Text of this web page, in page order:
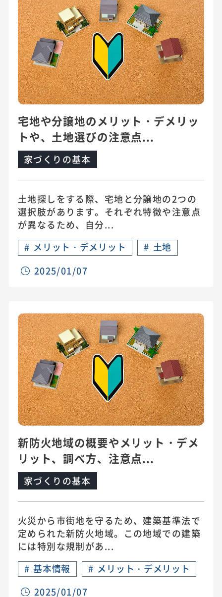
宅地や分譲地のメリット・デメリッ
トや、土地選びの注意点...
家づくりの基本
土地探しをする際、宅地と分譲地の2つの
選択肢があります。それぞれ特徴や注意点
が異なるため、自分...
# メリット・デメリット # 土地
2025/01/07
新防火地域の概要やメリット・デメ
リット、調べ方、注意点...
家づくりの基本
火災から市街地を守るため、建築基準法で
定められた新防火地域。この地域での建築
には特別な規制があ...
# 基本情報 # メリット・デメリット
2025/01/07